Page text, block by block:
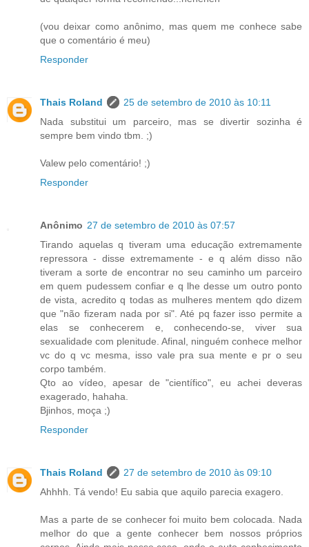
(vou deixar como anônimo, mas quem me conhece sabe
que o comentário é meu)
Responder
Thais Roland
25 de setembro de 2010 às 10:11
Nada substitui um parceiro, mas se divertir sozinha é
sempre bem vindo tbm. ;)
Valew pelo comentário! ;)
Responder
Anônimo 27 de setembro de 2010 às 07:57
Tirando aquelas q tiveram uma educação extremamente
repressora - disse extremamente - e q além disso não
tiveram a sorte de encontrar no seu caminho um parceiro
em quem pudessem confiar e q lhe desse um outro ponto
de vista, acredito q todas as mulheres mentem qdo dizem
que "não fizeram nada por si". Até pq fazer isso permite a
elas se conhecerem e, conhecendo-se, viver sua
sexualidade com plenitude. Afinal, ninguém conhece melhor
vc do q vc mesma, isso vale pra sua mente e pr o seu
corpo também.
Qto ao vídeo, apesar de "científico", eu achei deveras
exagerado, hahaha.
Bjinhos, moça ;)
Responder
Thais Roland
27 de setembro de 2010 às 09:10
Ahhhh. Tá vendo! Eu sabia que aquilo parecia exagero.
Mas a parte de se conhecer foi muito bem colocada. Nada
melhor do que a gente conhecer bem nossos próprios